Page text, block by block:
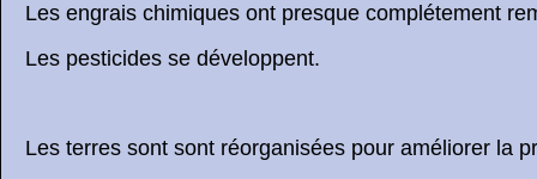
Les engrais chimiques ont presque complétement
Les pesticides se développent.
Les terres sont sont réorganisées pour améliorer la